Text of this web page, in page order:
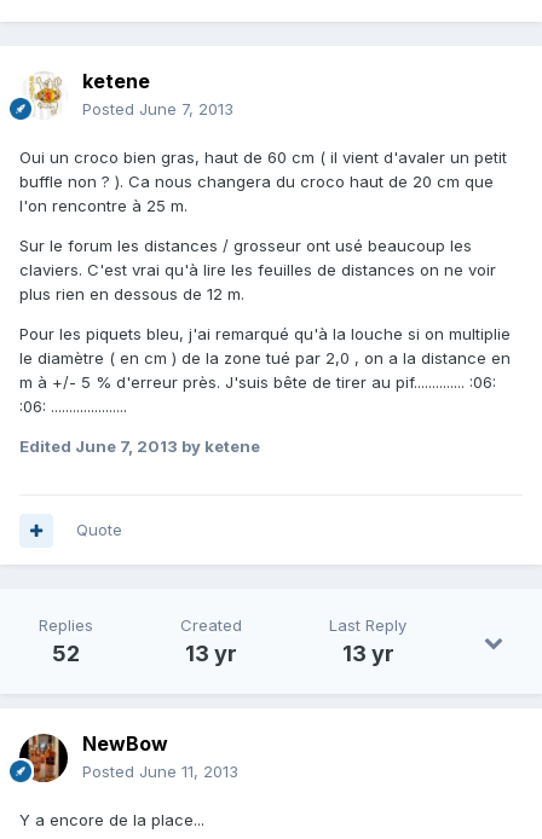
ketene
Posted June 7, 2013
Oui un croco bien gras, haut de 60 cm ( il vient d'avaler un petit
buffle non ? ). Ca nous changera du croco haut de 20 cm que
l'on rencontre à 25 m.
Sur le forum les distances / grosseur ont usé beaucoup les
claviers. C'est vrai qu'à lire les feuilles de distances on ne voir
plus rien en dessous de 12 m.
Pour les piquets bleu, j'ai remarqué qu'à la louche si on multiplie
le diamètre ( en cm ) de la zone tué par 2,0 , on a la distance en
m à +/- 5 % d'erreur près. J'suis bête de tirer au pif.............. :06:
:06: .....................
Edited June 7, 2013 by ketene
Quote
Replies
52
Created
13 yr
Last Reply
13 yr
NewBow
Posted June 11, 2013
Y a encore de la place...